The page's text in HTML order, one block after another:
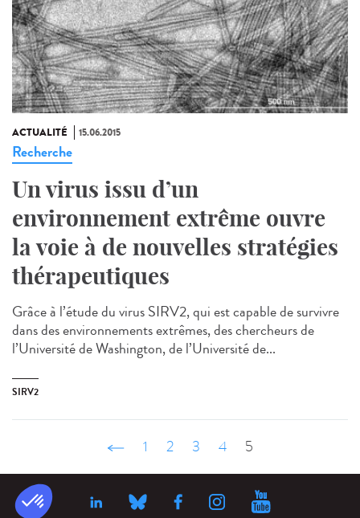
ACTUALITÉ 15.06.2015
Recherche
Un virus issu d’un
environnement extrême ouvre
la voie à de nouvelles stratégies
thérapeutiques
Grâce à l’étude du virus SIRV2, qui est capable de survivre
dans des environnements extrêmes, des chercheurs de
l’Université de Washington, de l’Université de...
SIRV2
‹ précédent
1 2 3 4 5